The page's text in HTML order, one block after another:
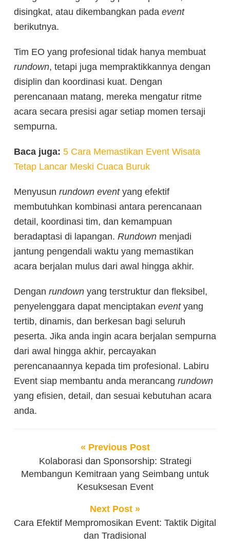
disingkat, atau dikembangkan pada event
berikutnya.
Tim EO yang profesional tidak hanya membuat
rundown, tetapi juga mempraktikkannya dengan
disiplin dan koordinasi kuat. Dengan
perencanaan matang, mereka mengatur ritme
acara secara presisi agar setiap momen tersaji
sempurna.
Baca juga: 5 Cara Memastikan Event Wisata
Tetap Lancar Meski Cuaca Buruk
Menyusun rundown eventyang efektif
membutuhkan kombinasi antara perencanaan
detail, koordinasi tim, dan kemampuan
beradaptasi di lapangan. Rundown menjadi
jantung pengendali waktu yang memastikan
acara berjalan mulus dari awal hingga akhir.
Dengan rundown yang terstruktur dan fleksibel,
penyelenggara dapat menciptakan eventyang
tertib, dinamis, dan berkesan bagi seluruh
peserta. Jika anda ingin acara berjalan sempurna
dari awal hingga akhir, percayakan
perencanaannya kepada tim profesional. Labiru
Event siap membantu anda merancang rundown
yang efisien, detail, dan sesuai kebutuhan acara
anda.
« Previous Post
Kolaborasi dan Sponsorship: Strategi
Membangun Kemitraan yang Seimbang untuk
Kesuksesan Event
Next Post »
Cara Efektif Mempromosikan Event: Taktik Digital
dan Tradisional